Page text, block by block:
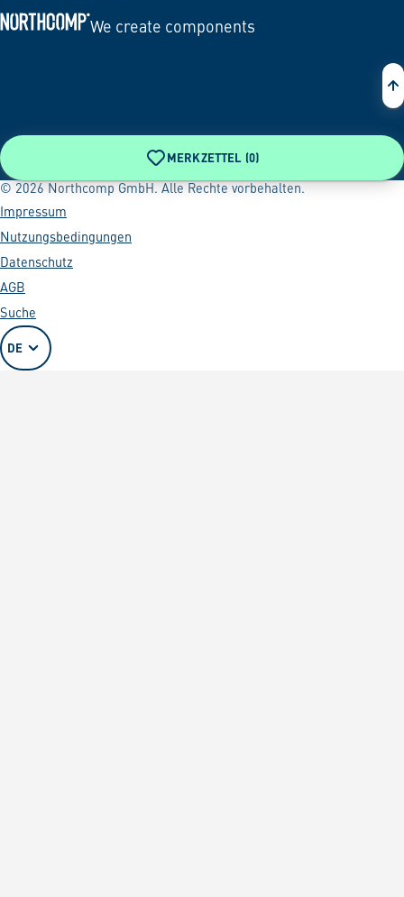
We create components
MERKZETTEL (0)
© 2026 Northcomp GmbH. Alle Rechte vorbehalten.
Impressum
Nutzungsbedingungen
Datenschutz
AGB
Suche
DE